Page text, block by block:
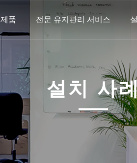
제품 전문 유지관리 서비스
설치 사